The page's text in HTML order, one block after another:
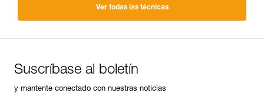
Ver todas las técnicas
Suscríbase al boletín
y mantente conectado con nuestras noticias